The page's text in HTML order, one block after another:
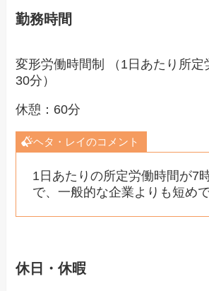
勤務時間
変形労働時間制 （1日あたり所定
30分）
休憩：60分
ヘタ・レイのコメント
1日あたりの所定労働時間が7
で、一般的な企業よりも短めで
休日・休暇